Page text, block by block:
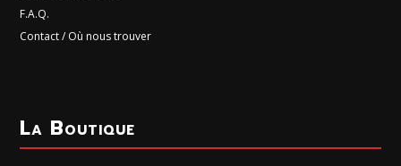
F.A.Q.
Contact / Où nous trouver
La Boutique